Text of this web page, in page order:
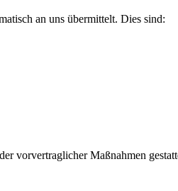
an uns übermittelt. Dies sind:
vorvertraglicher Maßnahmen